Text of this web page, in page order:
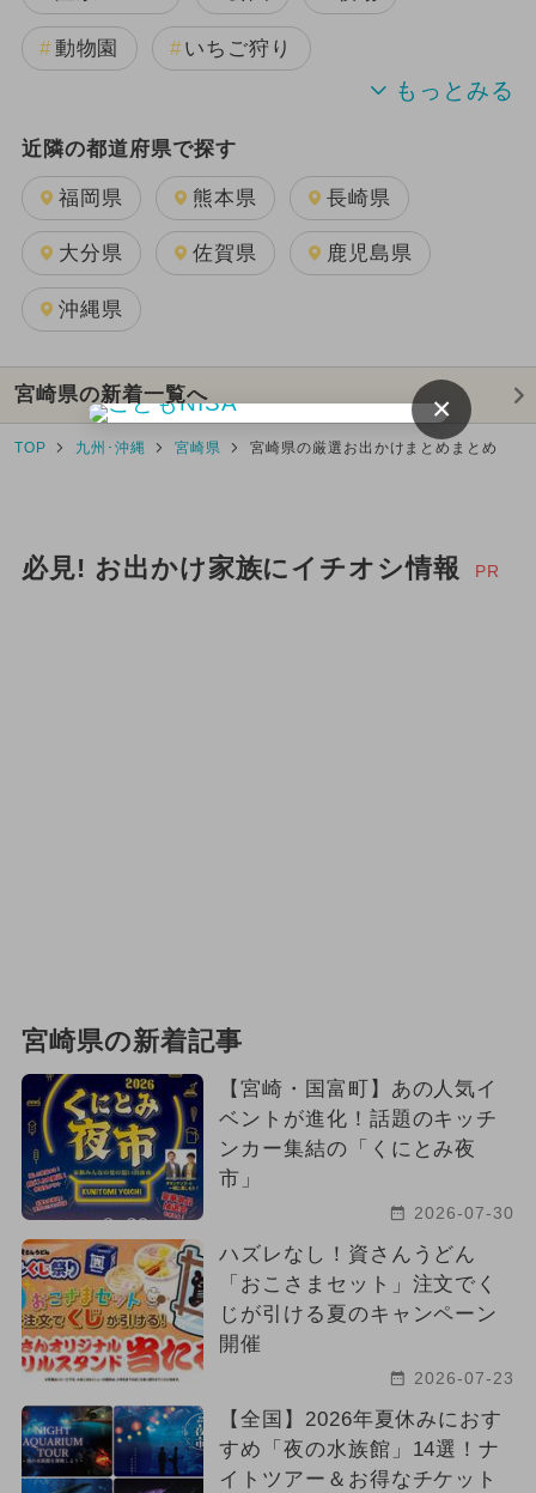
動物園 いちご狩り
水族館
近隣の都道府県で探す
福岡県 熊本県 長崎県
大分県 佐賀県 鹿児島県
沖縄県
宮崎県の新着一覧へ
TOP 九州･沖縄 宮崎県 宮崎県の厳選お出かけまとめまとめ
必見! お出かけ家族にイチオシ情報 PR
宮崎県の新着記事
【宮崎・国富町】あの人気イ
ベントが進化！話題のキッチ
ンカー集結の「くにとみ夜
市」
2026-07-30
ハズレなし！資さんうどん
「おこさまセット」注文でく
じが引ける夏のキャンペーン
開催
2026-07-23
【全国】2026年夏休みにおす
すめ「夜の水族館」14選！ナ
イトツアー＆お得なチケット
×